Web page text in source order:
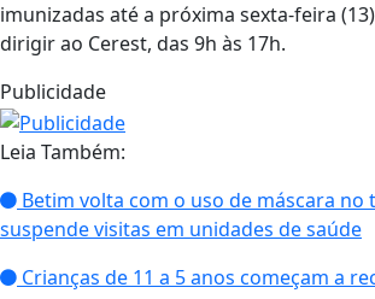
imunizadas até a próxima sexta-feira
dirigir ao Cerest, das 9h às 17h.
Publicidade
Leia Também:
Betim volta com o uso de máscara no
suspende visitas em unidades de saúde
Crianças de 11 a 5 anos começam a